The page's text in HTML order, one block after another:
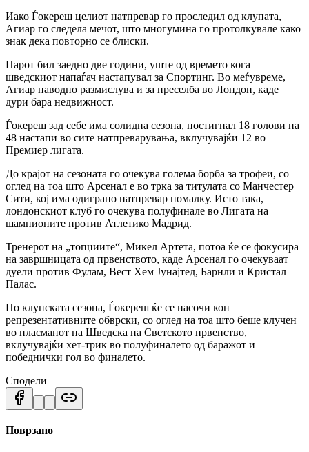
Иако Ѓокереш целиот натпревар го проследил од клупата,
Агиар го следела мечот, што многумина го протолкувале како
знак дека повторно се блиски.
Парот бил заедно две години, уште од времето кога
шведскиот напаѓач настапувал за Спортинг. Во меѓувреме,
Агиар наводно размислува и за преселба во Лондон, каде
дури бара недвижност.
Ѓокереш зад себе има солидна сезона, постигнал 18 голови на
48 настапи во сите натпреварувања, вклучувајќи 12 во
Премиер лигата.
До крајот на сезоната го очекува голема борба за трофеи, со
оглед на тоа што Арсенал е во трка за титулата со Манчестер
Сити, кој има одиграно натпревар помалку. Исто така,
лондонскиот клуб го очекува полуфинале во Лигата на
шампионите против Атлетико Мадрид.
Тренерот на „топџиите“, Микел Артета, потоа ќе се фокусира
на завршницата од првенството, каде Арсенал го очекуваат
дуели против Фулам, Вест Хем Јунајтед, Барнли и Кристал
Палас.
По клупската сезона, Ѓокереш ќе се насочи кон
репрезентативните обврски, со оглед на тоа што беше клучен
во пласманот на Шведска на Светското првенство,
вклучувајќи хет-трик во полуфиналето од баражот и
победнички гол во финалето.
Сподели
Поврзано